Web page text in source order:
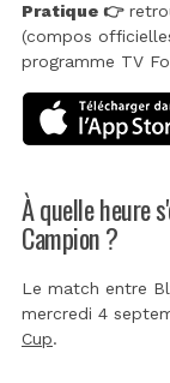
Pratique 👉
(compos
programme TV
À quelle heure
Campion ?
Le match entre
mercredi 4
Cup.